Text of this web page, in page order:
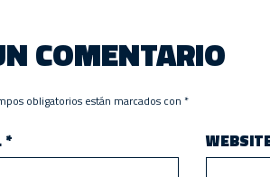
COMENTARIO
obligatorios están marcados con *
*